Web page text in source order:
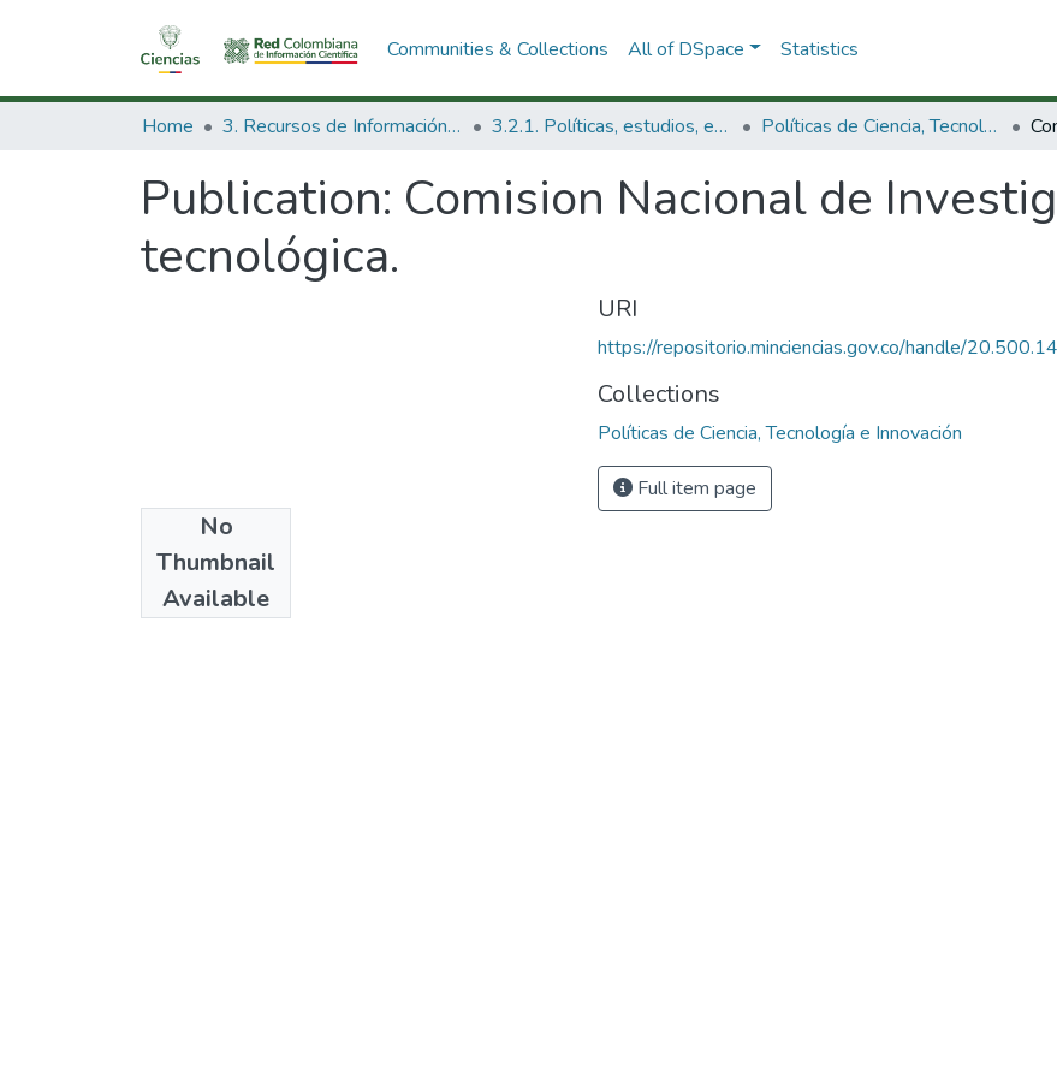
Communities & Collections All of DSpace Statistics
Home 3. Recursos de Información Científica y Tecnológica 3.2.1. Políticas, estudios, evaluaciones e indicadores de CTeI Políticas de Ciencia, Tecnología e Innovación
Publication: Comision Nacional de
tecnológica.
No
Thumbnail
Available
Publisher
CONICYT
URI
https://repositorio.minciencias.gov.co/handle/
Collections
Políticas de Ciencia, Tecnología e Innovación
Full item page